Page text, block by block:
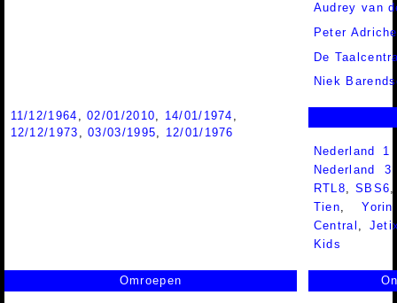
Audrey van
Peter
De
Niek
11/12/1964 ,02/01/2010 14/01/1974
12/12/1973 ,03/03/1995
12/01/1976
Nederland
Nederland
RTL8 ,SBS6
Tien ,Yorin
Central
Kids
Omroepen